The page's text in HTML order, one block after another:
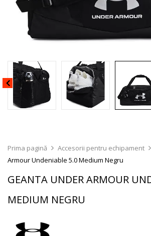
Prima pagină Accesorii pentru echipament
Armour Undeniable 5.0 Medium Negru
GEANTA UNDER ARMOUR
MEDIUM NEGRU